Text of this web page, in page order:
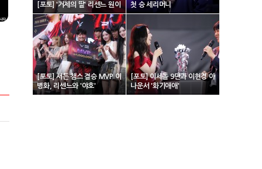
[포토] '거제의 딸' 리센느 원이
첫 승 세리머니
[포토] 서든 챔스 결승 MVP 이
병화, 리센느와 '야호'
[포토] 이세돌 9단과 이현경 아
나운서 '화기애애'